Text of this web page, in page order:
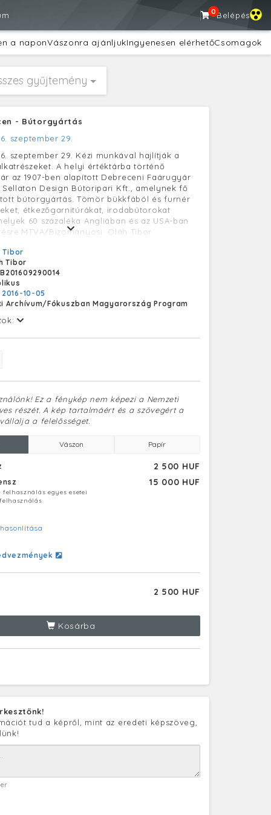
0Belépés
a naponVászonra ajánljukIngyenesen elérhetőCsomagok
gyűjtemény
- Bútorgyártás
szeptember 29.
szeptember 29. Kézi munkával hajlítják a
A helyi értéktárba történő
az 1907-ben alapított Debreceni Faárugyár
Sellaton Design Bútoripari Kft., amelynek fő
bútorgyártás. Tömör bükkfából és furnér
étkezőgarnitúrákat, irodabútorokat
60 százaléka Angliában és az USA-ban
Bizományosi: Oláh Tibor
Zrt./MTI által készített és kiadott
így harmadik személy által támasztott
szerzői jogi, szomszédos jogi és
– igényért a fotó készítője közvetlenül
az MTVA felelőssége e körben kizárt.
folyamatban van, az adatok
Tibor
Tibor
2016-10-05
Archívum/Fókuszban Magyarország Program
Ez a fénykép nem képezi a Nemzeti
részét. A kép tartalmáért és a szövegért a
a felelősséget.
Vászon Papír
2 500 HUF
15 000 HUF
felhasználás egyes esetei
2 500 HUF
Kosárba
tud a képről, mint az eredeti képszöveg,